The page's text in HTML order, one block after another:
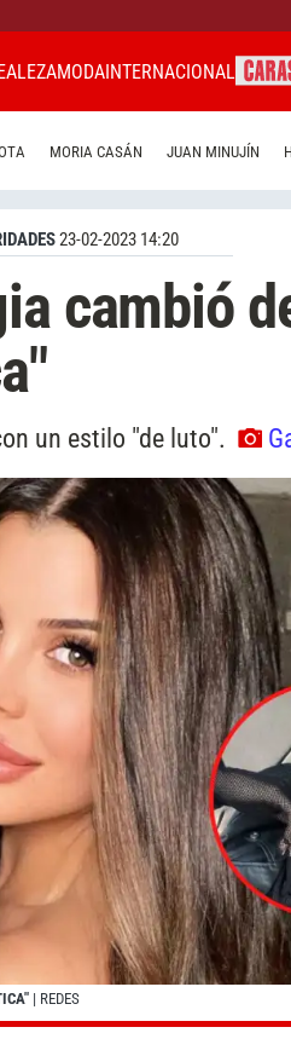
MODAINTERNACIONAL
MORIA CASÁN JUAN MINUJÍN
23-02-2023 14:20
cambió
un estilo "de luto".
| REDES